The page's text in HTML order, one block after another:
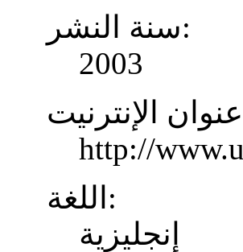
سنة النشر:
2003
http://
اللغة:
إنجليزية